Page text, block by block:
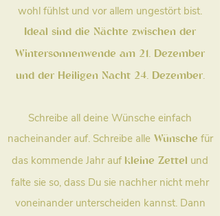
wohl fühlst und vor allem ungestört bist.
Ideal sind die Nächte zwischen der
Wintersonnenwende am 21. Dezember
und der Heiligen Nacht 24. Dezember.
Schreibe all deine Wünsche einfach
nacheinander auf. Schreibe alleWünsche für
das kommende Jahr auf kleine Zettel und
falte sie so, dass Du sie nachher nicht mehr
voneinander unterscheiden kannst. Dann